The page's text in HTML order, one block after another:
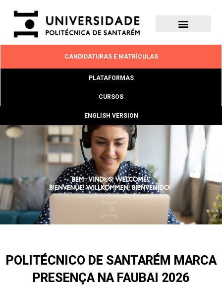
CANDIDATURAS E MATRÍCULAS
PLATAFORMAS
CURSOS
ENGLISH VERSION
POLITÉCNICO DE SANTARÉM MARCA
PRESENÇA NA FAUBAI 2026